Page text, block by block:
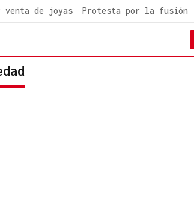
venta de joyas Protesta por la fusión